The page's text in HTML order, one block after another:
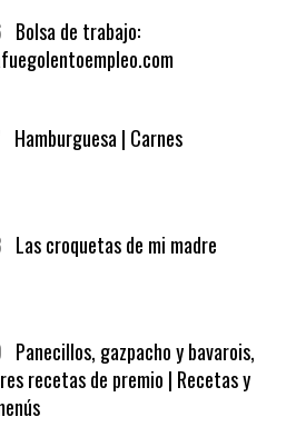
Bolsa de trabajo:
Panecillos, gazpacho y bavarois,
recetas de premio | Recetas y